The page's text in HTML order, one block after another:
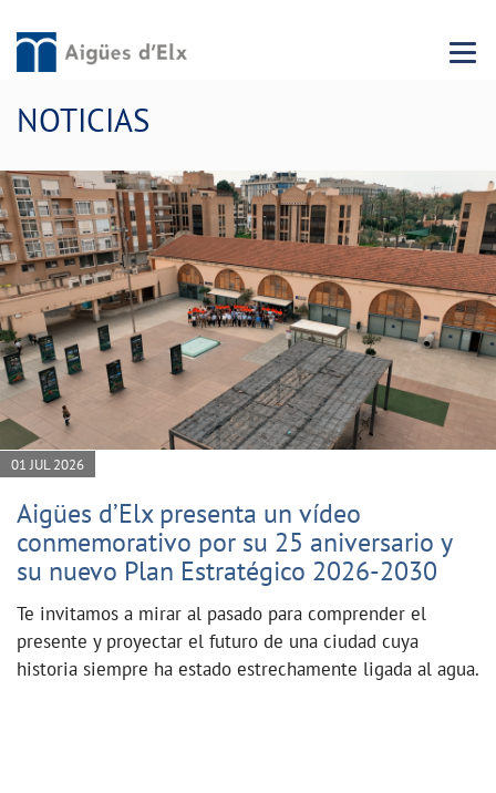
Menu
NOTICIAS
01 JUL 2026
Aigües d’Elx presenta un vídeo
conmemorativo por su 25 aniversario y
su nuevo Plan Estratégico 2026-2030
Te invitamos a mirar al pasado para comprender el
presente y proyectar el futuro de una ciudad cuya
historia siempre ha estado estrechamente ligada al agua.